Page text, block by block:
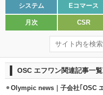
システム Eコマース
月次 CSR
OSC エフワン関連記事一覧